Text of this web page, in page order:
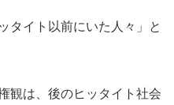
タイト以前にいた人々」と
観は、後のヒッタイト社会